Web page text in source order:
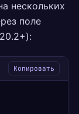
нескольких
поле
Копировать